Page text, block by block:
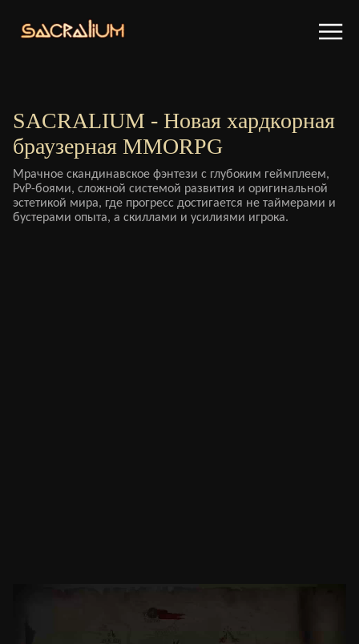
SACRALIUM - Новая хардкорная
браузерная MMORPG
Мрачное скандинавское фэнтези с глубоким геймплеем,
PvP-боями, сложной системой развития и оригинальной
эстетикой мира, где прогресс достигается не таймерами и
бустерами опыта, а скиллами и усилиями игрока.